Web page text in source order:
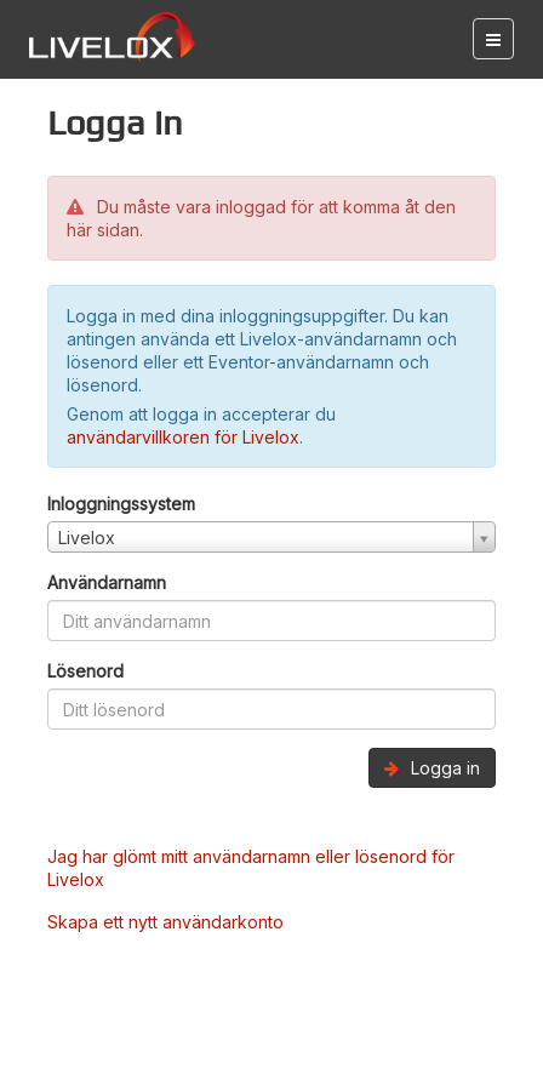
Logga in
Du måste vara inloggad för att komma åt den
här sidan.
Logga in med dina inloggningsuppgifter. Du kan
antingen använda ett Livelox-användarnamn och
lösenord eller ett Eventor-användarnamn och
lösenord.
Genom att logga in accepterar du
användarvillkoren för Livelox.
Inloggningssystem
Livelox
Användarnamn
Lösenord
Logga in
Jag har glömt mitt användarnamn eller lösenord för
Livelox
Skapa ett nytt användarkonto